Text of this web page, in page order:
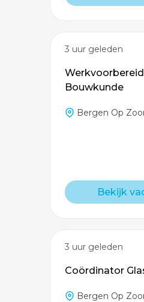
3 uur geleden
Bouwkunde
Bergen Op
Bekijk
3 uur geleden
Coördinator
Bergen Op